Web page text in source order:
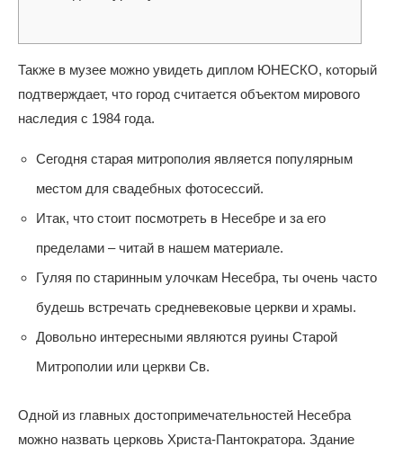
Также в музее можно увидеть диплом ЮНЕСКО, который
подтверждает, что город считается объектом мирового
наследия с 1984 года.
Сегодня старая митрополия является популярным
местом для свадебных фотосессий.
Итак, что стоит посмотреть в Несебре и за его
пределами – читай в нашем материале.
Гуляя по старинным улочкам Несебра, ты очень часто
будешь встречать средневековые церкви и храмы.
Довольно интересными являются руины Старой
Митрополии или церкви Св.
Одной из главных достопримечательностей Несебра
можно назвать церковь Христа-Пантократора. Здание